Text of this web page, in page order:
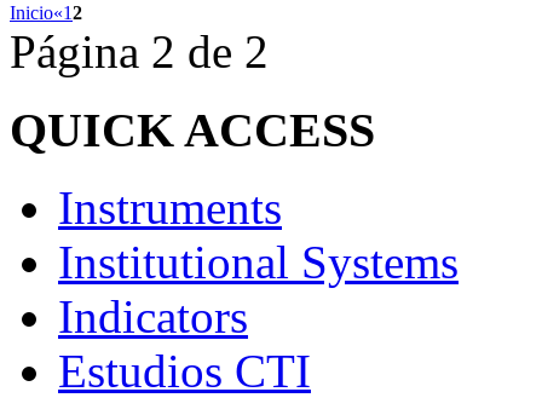
Inicio«12
Página 2 de 2
QUICKACCESS
Instruments
Institutional Systems
Indicators
Estudios CTI